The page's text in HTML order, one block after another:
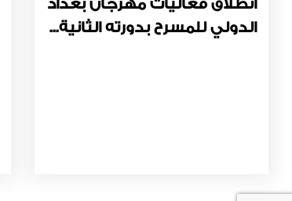
انطلاق فعاليات مهرجان بغداد
الدولي للمسرح بدورته الثانية...